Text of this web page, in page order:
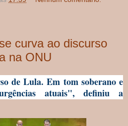
curva ao discurso
na ONU
de Lula. Em tom soberano e
atuais", definiu a